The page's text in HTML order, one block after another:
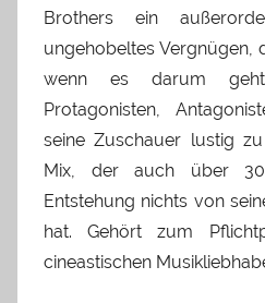
Brothers ein
ungehobeltes Vergnügen,
wenn es darum
Protagonisten,
seine Zuschauer lustig
Mix, der auch über
Entstehung nichts von
hat. Gehört zum
cineastischen